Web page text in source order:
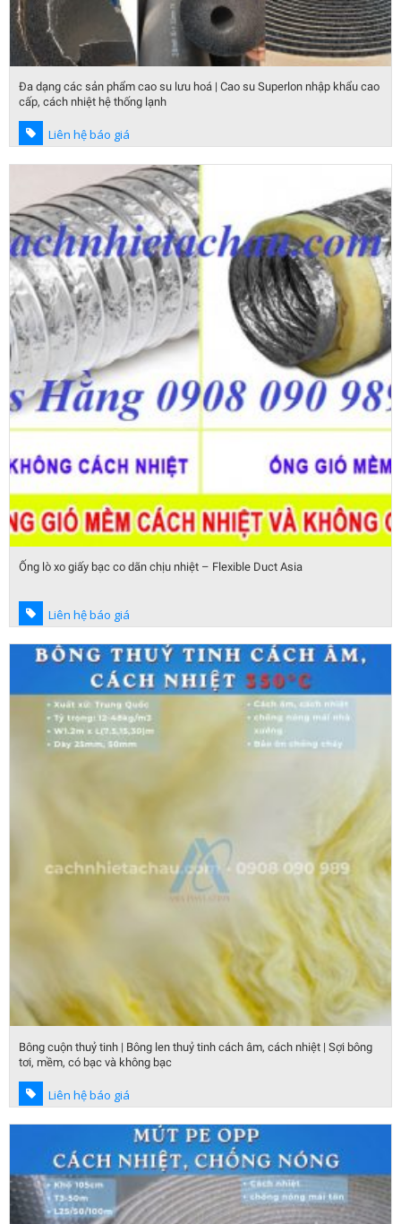
Đa dạng các sản phẩm cao su lưu hoá | Cao su Superlon nhập khẩu cao
cấp, cách nhiệt hệ thống lạnh
Liên hệ báo giá
Ống lò xo giấy bạc co dãn chịu nhiệt – Flexible Duct Asia
Liên hệ báo giá
Bông cuộn thuỷ tinh | Bông len thuỷ tinh cách âm, cách nhiệt | Sợi bông
tơi, mềm, có bạc và không bạc
Liên hệ báo giá